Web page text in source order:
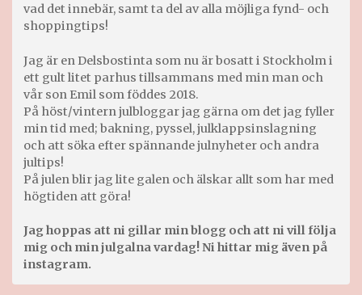
vad det innebär, samt ta del av alla möjliga fynd- och
shoppingtips!
Jag är en Delsbostinta som nu är bosatt i Stockholm i
ett gult litet parhus tillsammans med min man och
vår son Emil som föddes 2018.
På höst/vintern julbloggar jag gärna om det jag fyller
min tid med; bakning, pyssel, julklappsinslagning
och att söka efter spännande julnyheter och andra
jultips!
På julen blir jag lite galen och älskar allt som har med
högtiden att göra!
Jag hoppas att ni gillar min blogg och att ni vill följa
mig och min julgalna vardag! Ni hittar mig även på
instagram.